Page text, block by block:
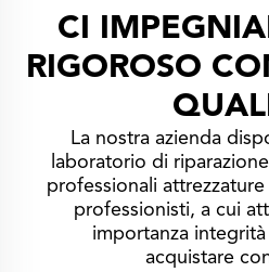
CI
RIGOROSO
La nostra azienda
laboratorio di
professionali
professionisti, a cui
importanza
acquistare